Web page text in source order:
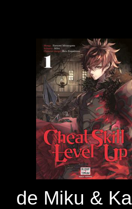
de Miku &